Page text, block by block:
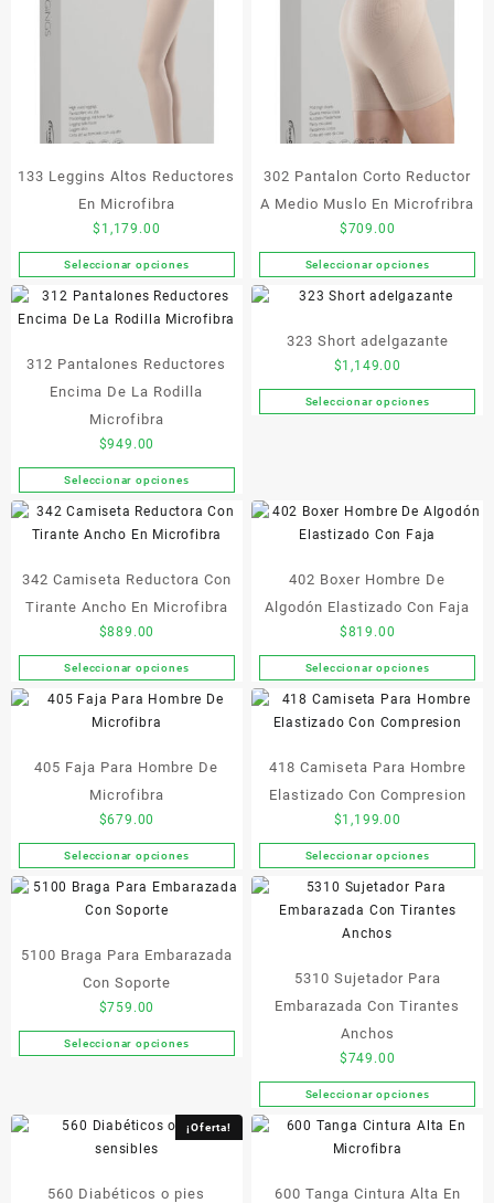
opciones
pueden
elegir
página
de
producto
elegir
página
de
producto
133 Leggins Altos Reductores
En Microfibra
$ 1,179.00
Seleccionar opciones
Este
producto
tiene
variantes.
Las
opciones
elegir
en
la
de
302 Pantalon Corto Reductor
A Medio Muslo En Microfribra
$709.00
Seleccionar opciones
Este
producto
múltiples
variantes.
Las
opciones
en
la
de
312 Pantalones Reductores
Encima De La Rodilla
Microfibra
$949.00
Seleccionar opciones
Este
producto
tiene
variantes.
Las
opciones
pueden
elegir
en
página
de
producto
323 Short adelgazante
$1,149.00
Seleccionar opciones
Este
elegir
en
la
producto
342 Camiseta Reductora Con
Tirante Ancho En Microfibra
$889.00
Seleccionar opciones
Este
producto
tiene
variantes.
Las
opciones
pueden
elegir
en
página
producto
402 Boxer Hombre De
Algodón Elastizado Con Faja
$819.00
Seleccionar opciones
Este
producto
tiene
variantes.
Las
opciones
pueden
elegir
en
la
de
producto
405 Faja Para Hombre De
Microfibra
$679.00
Seleccionar opciones
Este
producto
tiene
variantes.
Las
opciones
pueden
la
página
producto
418 Camiseta Para Hombre
Elastizado Con Compresion
$1,199.00
Seleccionar opciones
Este
producto
tiene
múltiples
Las
opciones
se
en
la
página
producto
5100 Braga Para Embarazada
Con Soporte
$759.00
Seleccionar opciones
Este
múltiples
variantes.
opciones
5310 Sujetador Para
Embarazada Con Tirantes
Anchos
$749.00
Seleccionar opciones
Este
producto
tiene
variantes.
¡Oferta!
560 Diabéticos o pies
600 Tanga Cintura Alta En